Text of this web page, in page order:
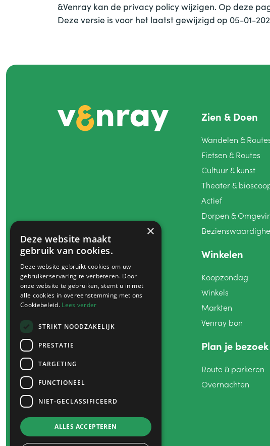
&Venray kan de privacy policy wijzigen. Op deze
Deze versie is voor het laatst gewijzigd op 05-01-
&Volg ons!
Zien & Doen
Wandelen &
Fietsen &Routes
Cultuur&kunst
Theater&
Actief
Dorpen &
Winkelen
Koopzondag
Winkels
Markten
Venray bon
Plan je bezoek
Route&parkeren
Overnachten
×
Deze website maakt
gebruik van cookies.
Deze website gebruikt cookies om uw
gebruikerservaring te verbeteren. Door
onze website te gebruiken, stemt u in met
alle cookies in overeenstemming met ons
Cookiebeleid. Lees verder
STRIKT NOODZAKELIJK
PRESTATIE
TARGETING
FUNCTIONEEL
NIET-GECLASSIFICEERD
ALLES ACCEPTEREN